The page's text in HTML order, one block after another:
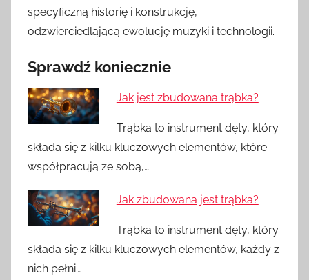
specyficzną historię i konstrukcję,
odzwierciedlającą ewolucję muzyki i technologii.
Sprawdź koniecznie
Jak jest zbudowana trąbka?
Trąbka to instrument dęty, który
składa się z kilku kluczowych elementów, które
współpracują ze sobą,…
Jak zbudowana jest trąbka?
Trąbka to instrument dęty, który
składa się z kilku kluczowych elementów, każdy z
nich pełni…